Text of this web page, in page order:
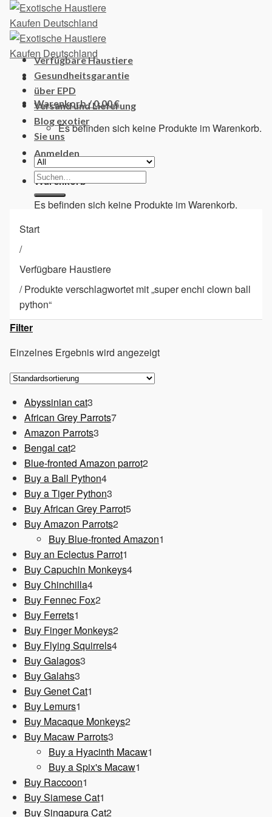
Skip
content
Warenkorb /0,00€
Es befinden sich keine Produkte im Warenkorb.
Anmelden
Warenkorb
Es befinden sich keine Produkte im Warenkorb.
Verfügbare Haustiere
Gesundheitsgarantie
über EPD
Versand und Lieferung
Blog exotier
Sie uns
Suchen
nach:
Start
/
Verfügbare Haustiere
/Produkte verschlagwortet mit „super enchi clown ball
python“
Filter
Einzelnes Ergebnis wird angezeigt
Abyssinian cat3
Produkte
African Grey Parrots77
Amazon Parrots3
Bengal cat22
Produkte
Blue-fronted Amazon parrot22
Buy a Ball Python44
Produkte
Buy a Tiger Python3
Produkte
Buy African Grey Parrot55
Buy Amazon Parrots22
Produkte
Buy Blue-fronted Amazon1
Buy an Eclectus Parrot1
Produkt
Buy Capuchin Monkeys44
Buy Chinchilla44
Produkte
Buy Fennec Fox22
Buy Ferrets1
Produkt
Buy Finger Monkeys22
Buy Flying Squirrels44
Buy Galagos3
Buy Galahs3
Produkte
Buy Genet Cat1
Buy Lemurs1
Produkt
Buy Macaque Monkeys22
Buy Macaw Parrots3
Produkte
Buy a Hyacinth Macaw1
Buy a Spix's Macaw1
Buy Raccoon1
Produkt
Buy Siamese Cat1
Produkt
Buy Singapura Cat22